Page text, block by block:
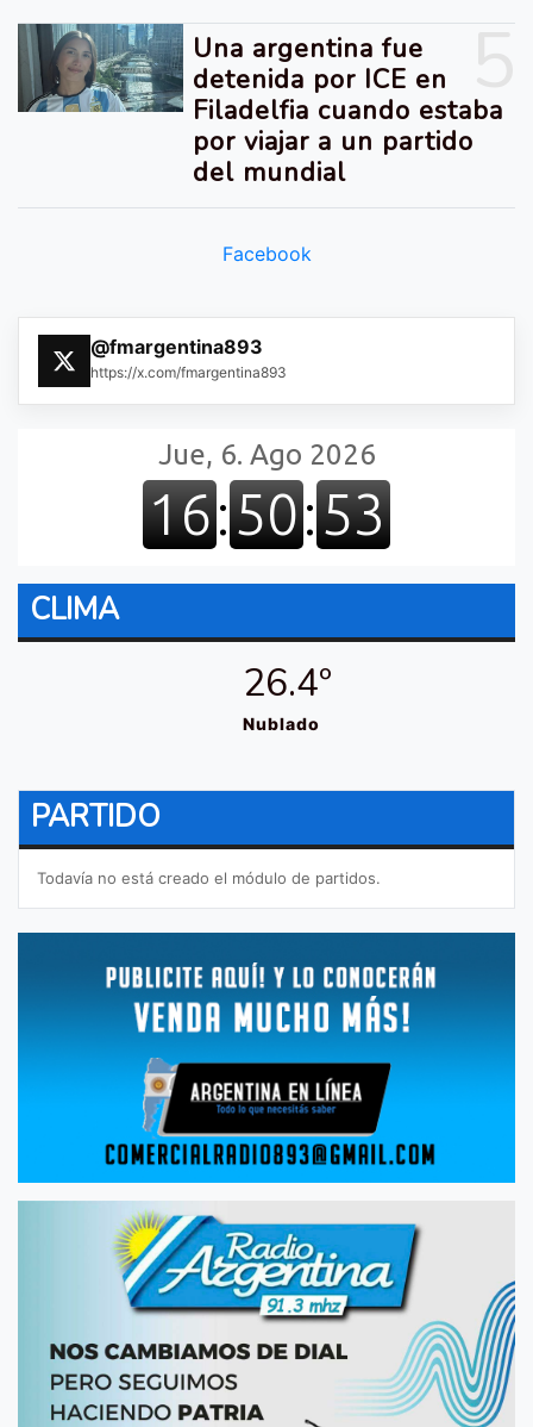
Una argentina fue
detenida por ICE en
Filadelfia cuando estaba
por viajar a un partido
del mundial
Facebook
@fmargentina893
https://x.com/fmargentina893
CLIMA
26.4º
Nublado
PARTIDO
Todavía no está creado el módulo de partidos.